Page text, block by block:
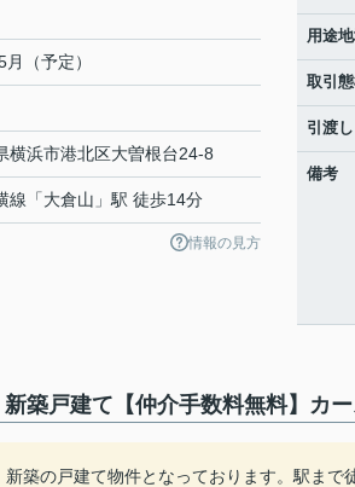
（予定）
横浜市港北区大曽根台24-8
線 「大倉山 」駅 徒歩14分
情報の見方
用途
取引
引渡し
備考
築戸建て【仲介手数料無料】カ
築の戸建て物件となっております。駅ま